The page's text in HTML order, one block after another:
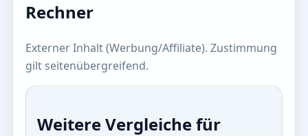
Rechner
Externer Inhalt (Werbung/Affiliate). Zustimmung
gilt seitenübergreifend.
Weitere Vergleiche für